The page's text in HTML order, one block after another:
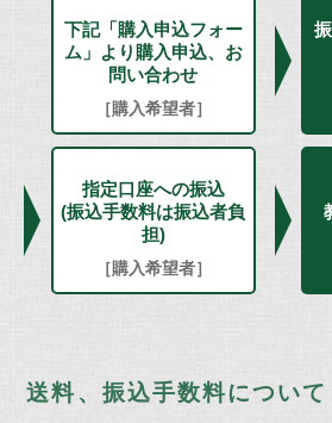
下記「購入申込フォー
ム」より購入申込、お
問い合わせ
［購入希望者］
指定口座への振込
(振込手数料は振込者負
担)
［購入希望者］
送料、振込手数料について